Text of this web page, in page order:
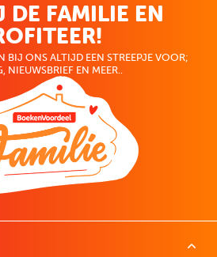
DE FAMILIE EN
BIJ ONS ALTIJD EEN STREEPJE VOOR;
NIEUWSBRIEF EN MEER..